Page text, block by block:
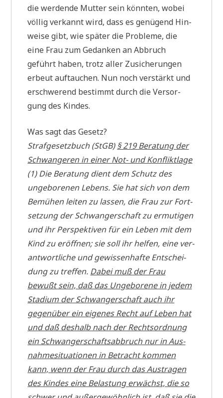
die wer­den­de Mut­ter sein könn­ten, wobei
völ­lig ver­kannt wird, dass es genü­gend Hin­
wei­se gibt, wie spä­ter die Pro­ble­me, die
eine Frau zum Gedan­ken an Abbruch
geführt haben, trotz aller Zusi­che­run­gen
erbeut auf­tau­chen. Nun noch ver­stärkt und
erschwe­rend bestimmt durch die Ver­sor­
gung des Kindes.
Was sagt das Gesetz?
Straf­ge­setz­buch (StGB)§ 219 Bera­tung der
Schwan­ge­ren in einer Not- und Konfliktlage
(1) Die Bera­tung dient dem Schutz des
unge­bo­re­nen Lebens. Sie hat sich von dem
Bemü­hen lei­ten zu las­sen, die Frau zur Fort­
set­zung der Schwan­ger­schaft zu ermu­ti­gen
und ihr Per­spek­ti­ven für ein Leben mit dem
Kind zu eröff­nen; sie soll ihr hel­fen, eine ver­
ant­wort­li­che und gewis­sen­haf­te Ent­schei­
dung zu tref­fen. Dabei muß der Frau
bewußt sein, daß das Unge­bo­re­ne in jedem
Sta­di­um der Schwan­ger­schaft auch ihr
gegen­über ein eige­nes Recht auf Leben hat
und daß des­halb nach der Rechts­ord­nung
ein Schwan­ger­schafts­ab­bruch nur in Aus­
nah­me­si­tua­tio­nen in Betracht kom­men
kann, wenn der Frau durch das Aus­tra­gen
des Kin­des eine Bela­stung erwächst, die so